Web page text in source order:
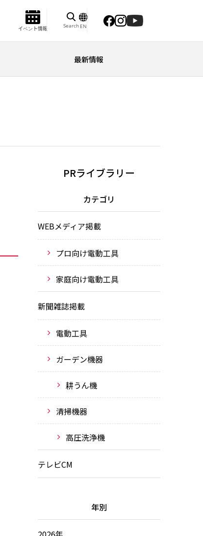
イベント情報 Search EN
最新情報
PRライブラリー
カテゴリ
WEBメディア掲載
プロ向け電動工具
家庭向け電動工具
新聞雑誌掲載
電動工具
ガーデン機器
耕うん機
清掃機器
高圧洗浄機
テレビCM
年別